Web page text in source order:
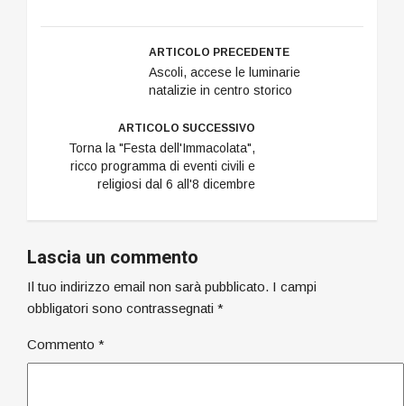
ARTICOLO PRECEDENTE
Ascoli, accese le luminarie
natalizie in centro storico
ARTICOLO SUCCESSIVO
Torna la "Festa dell'Immacolata",
ricco programma di eventi civili e
religiosi dal 6 all'8 dicembre
Lascia un commento
Il tuo indirizzo email non sarà pubblicato. I campi
obbligatori sono contrassegnati *
Commento *